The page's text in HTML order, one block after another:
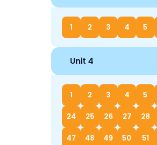
1 2 3 4 5
Unit 4
1 2 3 4 5
24 25 26 27 28
47 48 49 50 51